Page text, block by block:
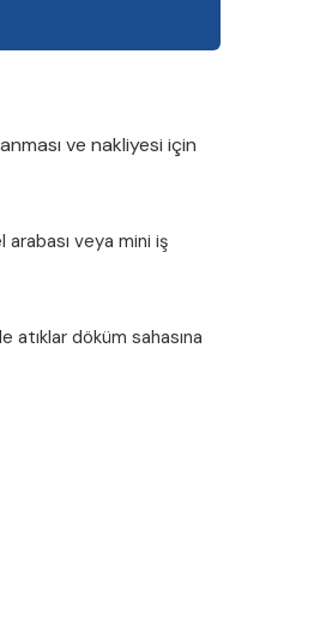
ve nakliyesi için
arabası veya mini iş
atıklar döküm sahasına